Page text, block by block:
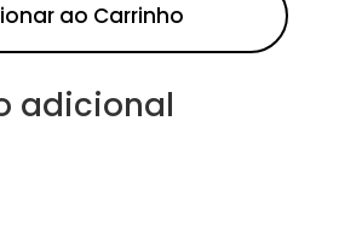
ao Carrinho
adicional